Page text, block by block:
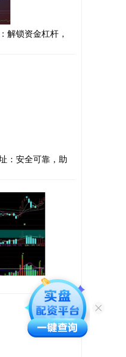
解锁资金杠杆，
：安全可靠，助